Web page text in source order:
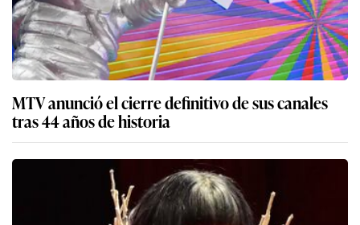
MTV anunció el cierre definitivo de sus canales
tras 44 años de historia